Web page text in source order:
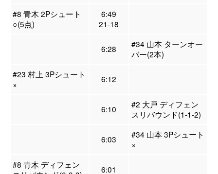
#8 青木 2Pシュート
○(5点)
6:49
21-18
6:28
#34 山本 ターンオー
バー(2本)
#23 村上 3Pシュート
×
6:12
6:10
#2 大戸 ディフェン
スリバウンド(1-1-2)
6:03
#34 山本 3Pシュート
×
#8 青木 ディフェン
6:01